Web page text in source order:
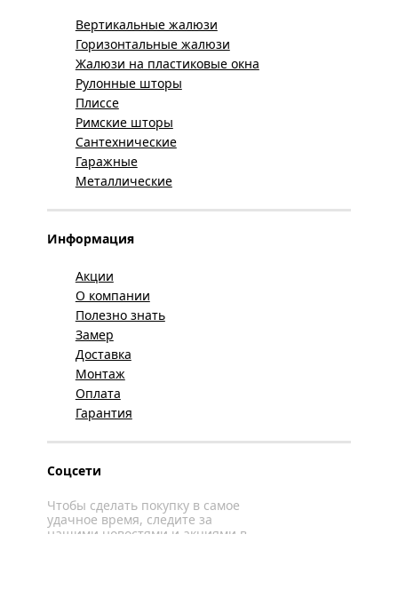
Вертикальные жалюзи
Горизонтальные жалюзи
Жалюзи на пластиковые окна
Рулонные шторы
Плиссе
Римские шторы
Сантехнические
Гаражные
Металлические
Информация
Акции
О компании
Полезно знать
Замер
Доставка
Монтаж
Оплата
Гарантия
Соцсети
Чтобы сделать покупку в самое
удачное время, следите за
нашими новостями и акциями в